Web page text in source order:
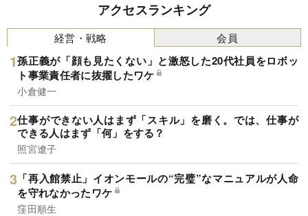
アクセスランキング
経営・戦略
孫正義が「顔も見たくない」と激怒した20代社員をロボッ
ト事業責任者に抜擢したワケ
小倉健一
仕事ができない人はまず「スキル」を磨く。では、仕事が
できる人はまず「何」をする？
照宮遼子
「再入館禁止」イオンモールの“完璧”なマニュアルが人命
を守れなかったワケ
窪田順生
会員